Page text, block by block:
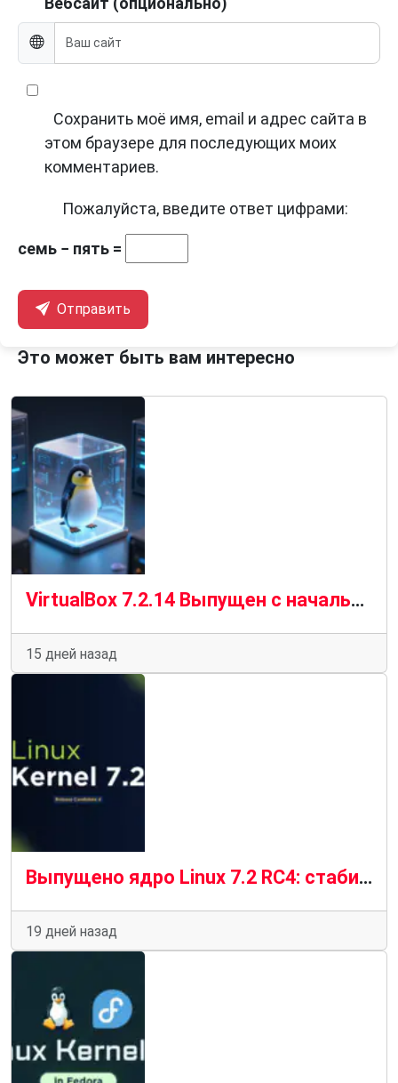
Сохранить моё имя, email и адрес сайта в
этом браузере для последующих моих
комментариев.
Пожалуйста, введите ответ цифрами:
семь − пять =
Отправить
Это может быть вам интересно
VirtualBox 7.2.14 Выпущен с начальной поддержкой ядра Linux 7.2
15 дней назад
Выпущено ядро ​​Linux 7.2 RC4: стабильный прогресс в условиях «новой нормальности»
19 дней назад